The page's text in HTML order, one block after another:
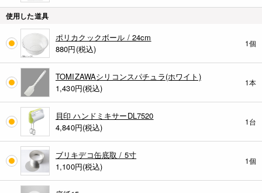
使用した道具
ポリカクックボール / 24cm
880円(税込)
1個
TOMIZAWAシリコンスパチュラ(ホワイト)
1,430円(税込)
1本
貝印 ハンドミキサーDL7520
4,840円(税込)
1台
ブリキデコ缶底取 / 5寸
1,100円(税込)
1個